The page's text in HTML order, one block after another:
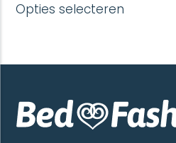
Opties selecteren
Deze
gekozen
worden